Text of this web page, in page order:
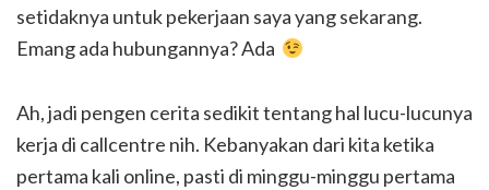
setidaknya untuk pekerjaan saya yang sekarang.
Emang ada hubungannya? Ada
Ah, jadi pengen cerita sedikit tentang hal lucu-lucunya
kerja di callcentre nih. Kebanyakan dari kita ketika
pertama kali online, pasti di minggu-minggu pertama